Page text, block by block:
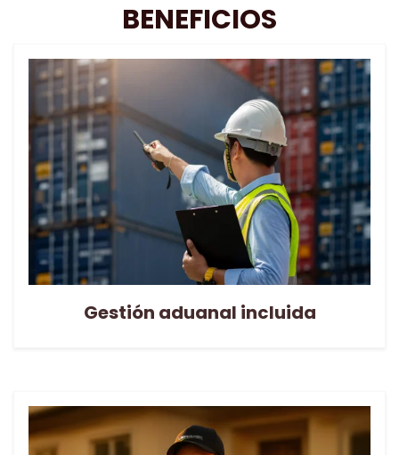
BENEFICIOS
Gestión aduanal incluida